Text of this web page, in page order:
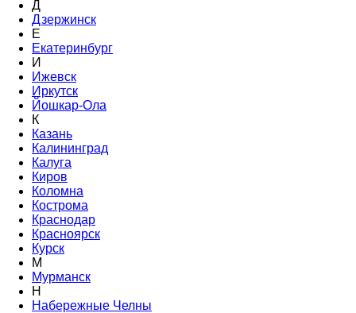
Д
Дзержинск
Е
Екатеринбург
И
Ижевск
Иркутск
Йошкар-Ола
К
Казань
Калининград
Калуга
Киров
Коломна
Кострома
Краснодар
Красноярск
Курск
М
Мурманск
Н
Набережные Челны